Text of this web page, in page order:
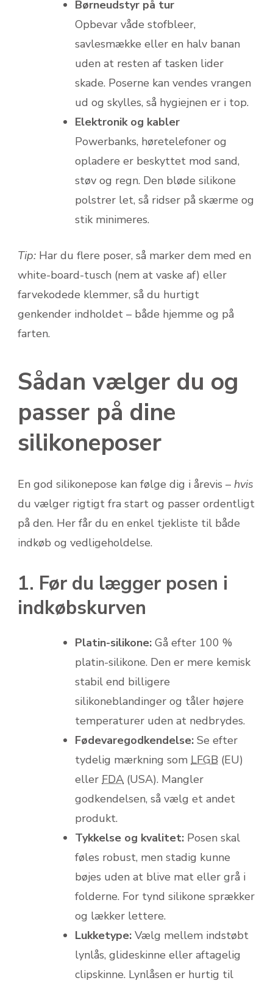
Børneudstyr på tur
Opbevar våde stofbleer,
savlesmække eller en halv banan
uden at resten af tasken lider
skade. Poserne kan vendes vrangen
ud og skylles, så hygiejnen er i top.
Elektronik og kabler
Powerbanks, høretelefoner og
opladere er beskyttet mod sand,
støv og regn. Den bløde silikone
polstrer let, så ridser på skærme og
stik minimeres.
Tip: Har du flere poser, så marker dem med en
white-board-tusch (nem at vaske af) eller
farvekodede klemmer, så du hurtigt
genkender indholdet – både hjemme og på
farten.
Sådan vælger du og
passer på dine
silikoneposer
En god silikonepose kan følge dig i årevis – hvis
du vælger rigtigt fra start og passer ordentligt
på den. Her får du en enkel tjekliste til både
indkøb og vedligeholdelse.
1. Før du lægger posen i
indkøbskurven
Platin-silikone: Gå efter 100 %
platin-silikone. Den er mere kemisk
stabil end billigere
silikoneblandinger og tåler højere
temperaturer uden at nedbrydes.
Fødevaregodkendelse: Se efter
tydelig mærkning som LFGB (EU)
eller FDA (USA). Mangler
godkendelsen, så vælg et andet
produkt.
Tykkelse og kvalitet: Posen skal
føles robust, men stadig kunne
bøjes uden at blive mat eller grå i
folderne. For tynd silikone sprækker
og lækker lettere.
Lukketype: Vælg mellem indstøbt
lynlås, glideskinne eller aftagelig
clipskinne. Lynlåsen er hurtig til